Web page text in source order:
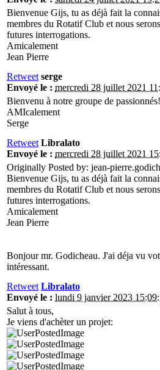
Bienvenue Gijs, tu as déjà fait la
membres du Rotatif Club et nous
futures interrogations.
Amicalement
Jean Pierre
Retweet serge
Envoyé le : mercredi 28 juillet 2021
Bienvenu à notre groupe de passionnés!
AMIcalement
Serge
Retweet Libralato
Envoyé le : mercredi 28 juillet 2021
Originally Posted by: jean-
Bienvenue Gijs, tu as déjà fait la
membres du Rotatif Club et nous
futures interrogations.
Amicalement
Jean Pierre
Bonjour mr. Godicheau. J'ai déja vu
intéressant.
Retweet Libralato
Envoyé le : lundi 9 janvier 2023
Salut à tous,
Je viens d'achèter un projet: